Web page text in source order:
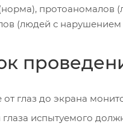
протоаномалов
(людей с нарушением
от глаз до экрана
испытуемого